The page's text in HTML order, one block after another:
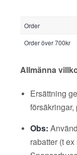
Order
Order över 700kr
Allmänna
Ersättning
försäkringar,
Obs:
rabatter (t